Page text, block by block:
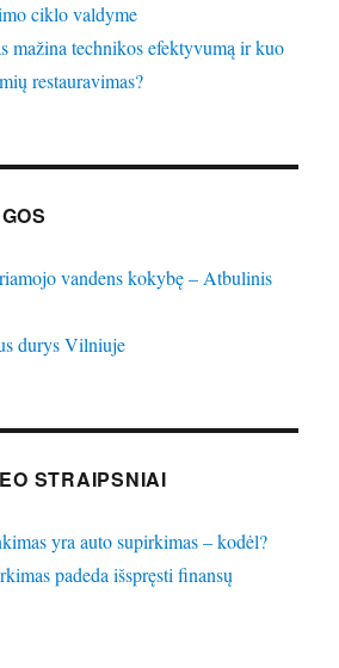
ciklo valdyme
mažina technikos efektyvumą ir kuo
restauravimas?
vandens kokybę – Atbulinis
durys Vilniuje
STRAIPSNIAI
yra auto supirkimas – kodėl?
padeda išspręsti finansų